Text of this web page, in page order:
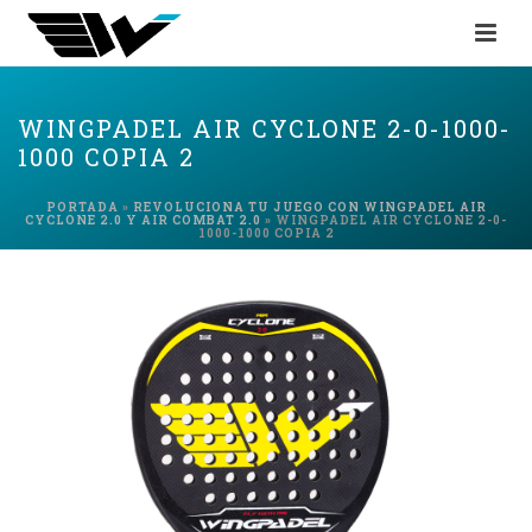
WINGPADEL AIR CYCLONE 2-0-1000-
1000 COPIA 2
PORTADA » REVOLUCIONA TU JUEGO CON WINGPADEL AIR
CYCLONE 2.0 Y AIR COMBAT 2.0 » WINGPADEL AIR CYCLONE 2-0-
1000-1000 COPIA 2